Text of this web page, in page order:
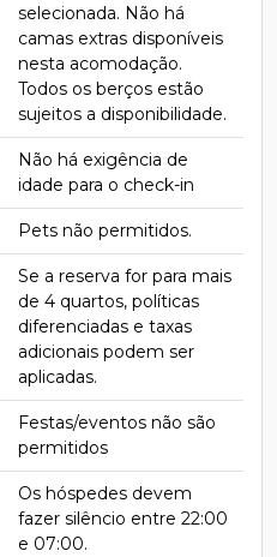
selecionada. Não há
camas extras disponíveis
nesta acomodação.
Todos os berços estão
sujeitos a disponibilidade.
Não há exigência de
idade para o check-in
Pets não permitidos.
Se a reserva for para mais
de 4 quartos, políticas
diferenciadas e taxas
adicionais podem ser
aplicadas.
Festas/eventos não são
permitidos
Os hóspedes devem
fazer silêncio entre 22:00
e 07:00.